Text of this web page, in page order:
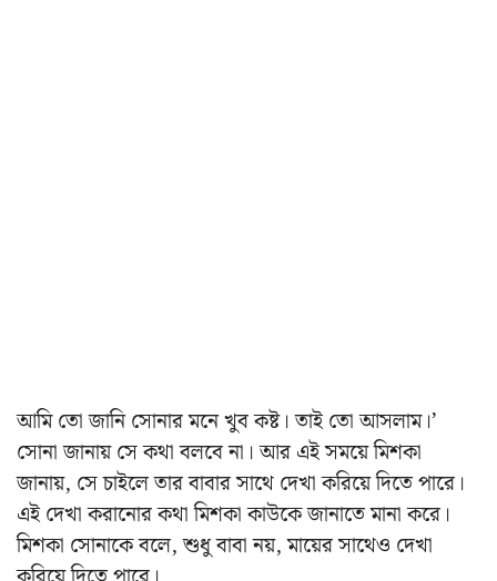
আমি তো জানি সোনার মনে খুব কষ্ট। তাই তো আসলাম।’
সোনা জানায় সে কথা বলবে না। আর এই সময়ে মিশকা
জানায়, সে চাইলে তার বাবার সাথে দেখা করিয়ে দিতে পারে।
এই দেখা করানোর কথা মিশকা কাউকে জানাতে মানা করে।
মিশকা সোনাকে বলে, শুধু বাবা নয়, মায়ের সাথেও দেখা